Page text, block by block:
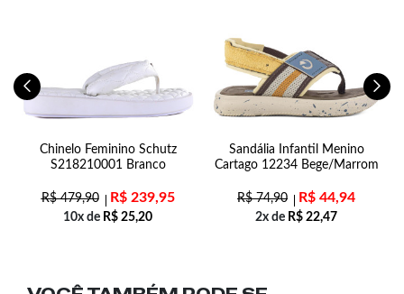
Chinelo Feminino Schutz
S218210001 Branco
R$479,90 R$239,95
10x de R$ 25,20
Sandália Infantil Menino
Cartago 12234 Bege/Marrom
R$74,90 R$ 44,94
2x de R$ 22,47